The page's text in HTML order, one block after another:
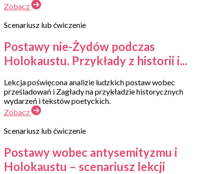
Zobacz
Scenariusz lub ćwiczenie
Postawy nie-Żydów podczas
Holokaustu. Przykłady z historii i...
Lekcja poświęcona analizie ludzkich postaw wobec
prześladowań i Zagłady na przykładzie historycznych
wydarzeń i tekstów poetyckich.
Zobacz
Scenariusz lub ćwiczenie
Postawy wobec antysemityzmu i
Holokaustu – scenariusz lekcji